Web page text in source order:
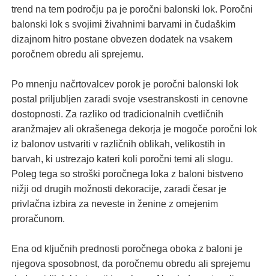
trend na tem področju pa je poročni balonski lok. Poročni
balonski lok s svojimi živahnimi barvami in čudaškim
dizajnom hitro postane obvezen dodatek na vsakem
poročnem obredu ali sprejemu.
Po mnenju načrtovalcev porok je poročni balonski lok
postal priljubljen zaradi svoje vsestranskosti in cenovne
dostopnosti. Za razliko od tradicionalnih cvetličnih
aranžmajev ali okrašenega dekorja je mogoče poročni lok
iz balonov ustvariti v različnih oblikah, velikostih in
barvah, ki ustrezajo kateri koli poročni temi ali slogu.
Poleg tega so stroški poročnega loka z baloni bistveno
nižji od drugih možnosti dekoracije, zaradi česar je
privlačna izbira za neveste in ženine z omejenim
proračunom.
Ena od ključnih prednosti poročnega oboka z baloni je
njegova sposobnost, da poročnemu obredu ali sprejemu